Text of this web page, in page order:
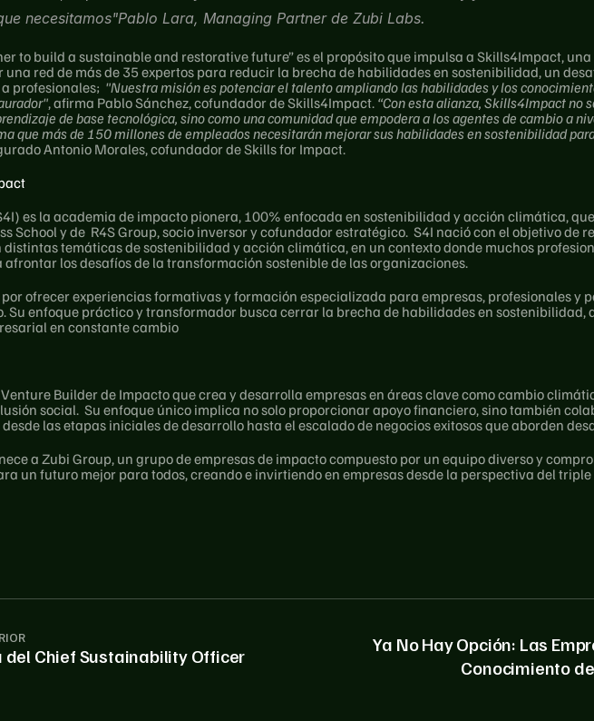
necesitamos"Pablo Lara, Managing Partner de Zubi Labs.
to build a sustainable and restorative future” es el propósito que impulsa a Skills4Impact,
una red de más de 35 expertos para reducir la brecha de habilidades en sostenibilidad, un
profesionales; "Nuestra misión es potenciar el talento ampliando las habilidades y los
, afirma Pablo Sánchez, cofundador de Skills4Impact. “Con esta alianza, Skills4Impact no
de base tecnológica, sino como una comunidad que empodera a los agentes de cambio a
que más de 150 millones de empleados necesitarán mejorar sus habilidades en sostenibilidad
Antonio Morales, cofundador de Skills for Impact.
es la academia de impacto pionera, 100% enfocada en sostenibilidad y acción climática,
School y de  R4S Group, socio inversor y cofundador estratégico.  S4I nació con el objetivo
distintas temáticas de sostenibilidad y acción climática, en un contexto donde muchos
afrontar los desafíos de la transformación sostenible de las organizaciones.
ofrecer experiencias formativas y formación especializada para empresas, profesionales y
Su enfoque práctico y transformador busca cerrar la brecha de habilidades en sostenibilidad,
en constante cambio
Builder de Impacto que crea y desarrolla empresas en áreas clave como cambio
social.  Su enfoque único implica no solo proporcionar apoyo financiero, sino también
las etapas iniciales de desarrollo hasta el escalado de negocios exitosos que aborden
a Zubi Group, un grupo de empresas de impacto compuesto por un equipo diverso y
un futuro mejor para todos, creando e invirtiendo en empresas desde la perspectiva del
del Chief Sustainability Officer
Ya No Hay Opción: Las
Conocimiento